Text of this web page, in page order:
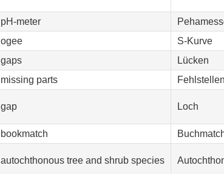
pH-meter
ogee
S-Kurve
gaps
Lücken
missing parts
Fehlstellen
gap Loch
bookmatch
autochthonous tree and shrub species